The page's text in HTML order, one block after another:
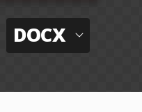
DOCX